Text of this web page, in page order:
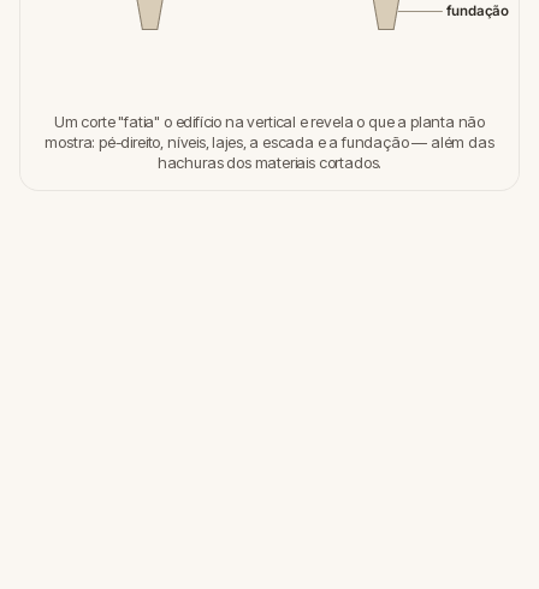
fundação
Um corte "fatia" o edifício na vertical e revela o que a planta não
mostra: pé-direito, níveis, lajes, a escada e a fundação — além das
hachuras dos materiais cortados.